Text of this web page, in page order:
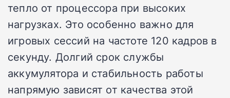
тепло от процессора при высоких
нагрузках. Это особенно важно для
игровых сессий на частоте 120 кадров в
секунду. Долгий срок службы
аккумулятора и стабильность работы
напрямую зависят от качества этой